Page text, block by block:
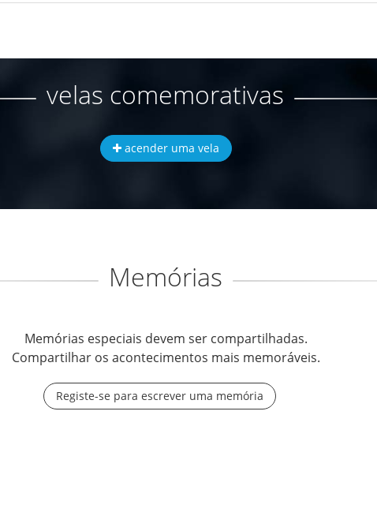
velas comemorativas
acender uma vela
Memórias
Memórias especiais devem ser compartilhadas.
Compartilhar os acontecimentos mais memoráveis.
Registe-se para escrever uma memória